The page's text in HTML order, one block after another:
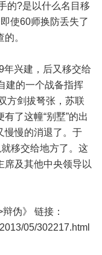
的?是以什么名目移
使60师换防丢失了
。
兴建，后又移交给
建的一个战备指挥
方剑拔弩张，苏联
了这幢“别墅”的出
慢慢的消退了。于
移交给地方了。这
席及其他中央领导以
伪》 链接：
05/302217.html